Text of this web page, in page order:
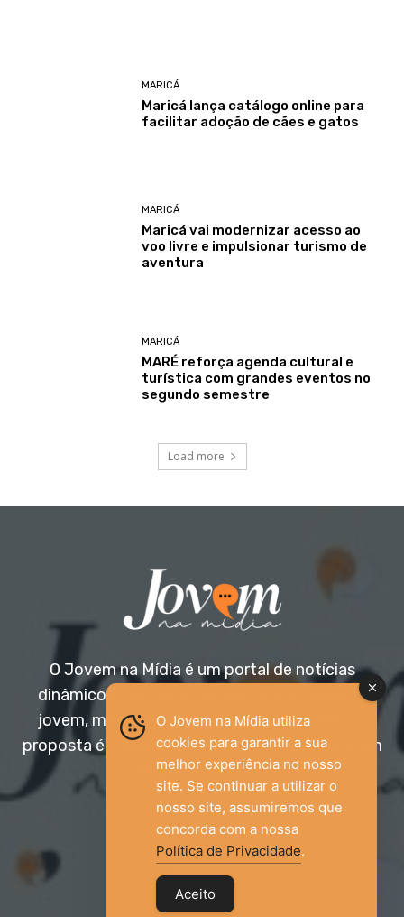
MARICÁ
Maricá lança catálogo online para
facilitar adoção de cães e gatos
MARICÁ
Maricá vai modernizar acesso ao
voo livre e impulsionar turismo de
aventura
MARICÁ
MARÉ reforça agenda cultural e
turística com grandes eventos no
segundo semestre
Load more
O Jovem na Mídia é um portal de notícias
dinâmico e acessível, voltado para o público
jovem, mas aberto a todas as idades. Nossa
proposta é trazer informação relevante com um
olhar diferenciado.
Entre em contato:
jovemnamidia2017@gmail.com
O Jovem na Mídia utiliza
cookies para garantir a sua
melhor experiência no nosso
site. Se continuar a utilizar o
nosso site, assumiremos que
concorda com a nossa
Política de Privacidade.
Aceito